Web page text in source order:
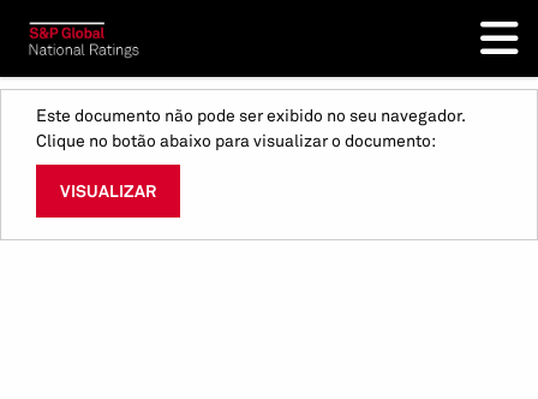
Este documento não pode ser exibido no seu navegador.
Clique no botão abaixo para visualizar o documento:
VISUALIZAR